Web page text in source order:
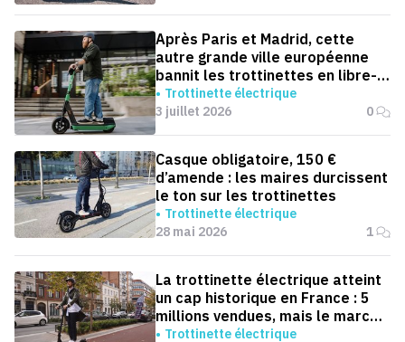
Après Paris et Madrid, cette
autre grande ville européenne
bannit les trottinettes en libre-
service
Trottinette électrique
3 juillet 2026
0
Casque obligatoire, 150 €
d’amende : les maires durcissent
le ton sur les trottinettes
Trottinette électrique
28 mai 2026
1
La trottinette électrique atteint
un cap historique en France : 5
millions vendues, mais le marché
ralentit
Trottinette électrique